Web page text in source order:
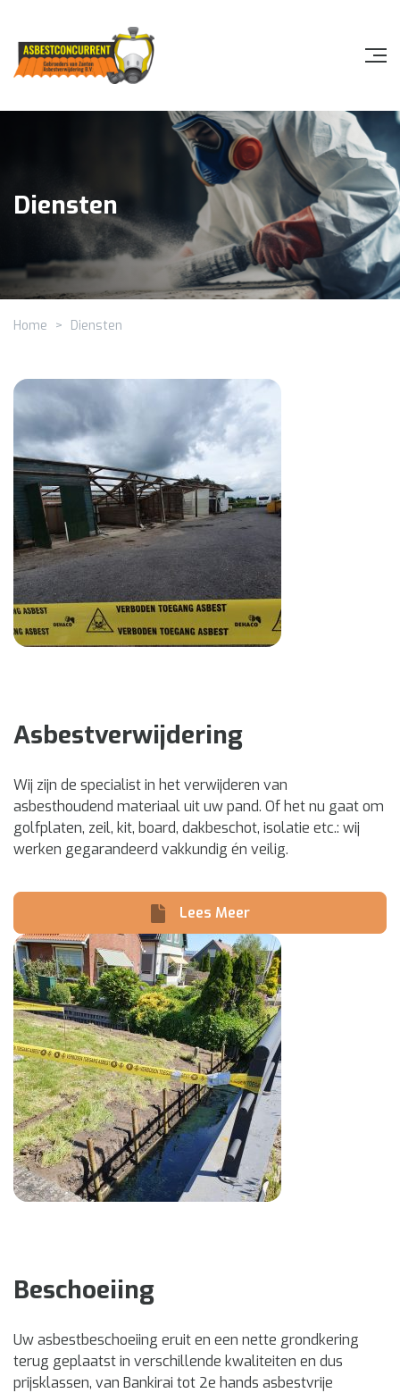
Diensten
Home > Diensten
Asbestverwijdering
Wij zijn de specialist in het verwijderen van
asbesthoudend materiaal uit uw pand. Of het nu gaat om
golfplaten, zeil, kit, board, dakbeschot, isolatie etc.: wij
werken gegarandeerd vakkundig én veilig.
Lees Meer
Beschoeiing
Uw asbestbeschoeiing eruit en een nette grondkering
terug geplaatst in verschillende kwaliteiten en dus
prijsklassen, van Bankirai tot 2e hands asbestvrije